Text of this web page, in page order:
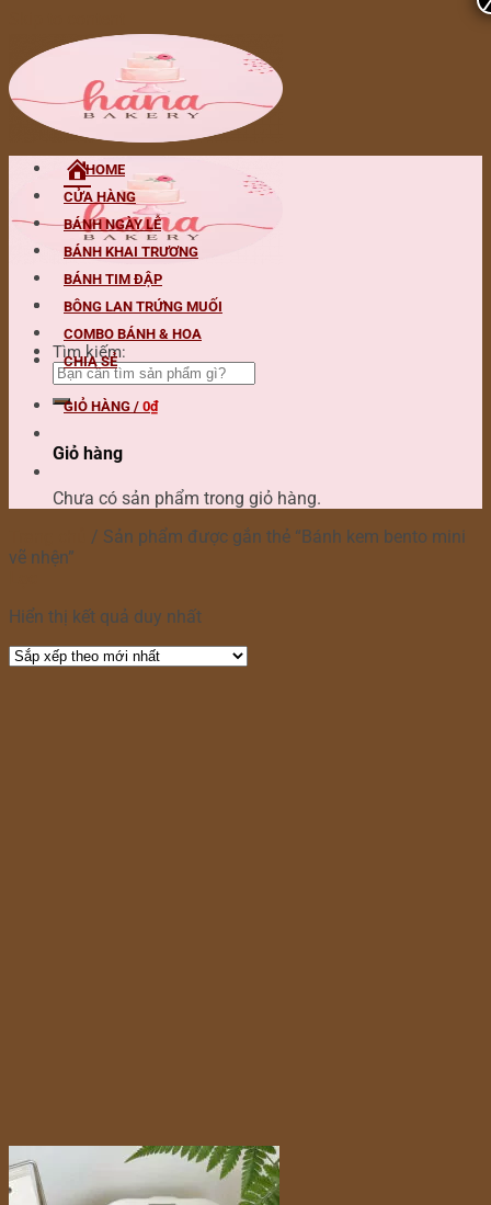
Tìm kiếm:
HOME
CỬA HÀNG
BÁNH NGÀY LỄ
BÁNH KHAI TRƯƠNG
BÁNH TIM ĐẬP
BÔNG LAN TRỨNG MUỐI
COMBO BÁNH & HOA
CHIA SẺ
GIỎ HÀNG / 0₫
Giỏ hàng
Chưa có sản phẩm trong giỏ hàng.
/ Sản phẩm được gắn thẻ “Bánh kem bento mini
vẽ nhện”
Hiển thị kết quả duy nhất